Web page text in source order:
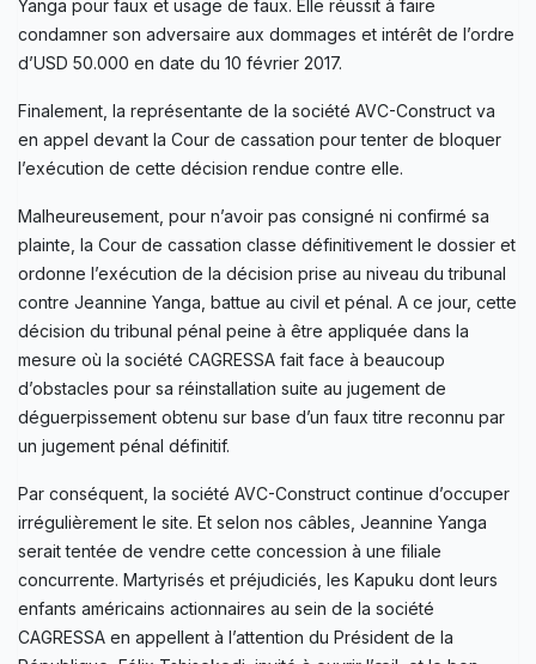
Yanga pour faux et usage de faux. Elle réussit à faire
condamner son adversaire aux dommages et intérêt de l’ordre
d’USD 50.000 en date du 10 février 2017.
Finalement, la représentante de la société AVC-Construct va
en appel devant la Cour de cassation pour tenter de bloquer
l’exécution de cette décision rendue contre elle.
Malheureusement, pour n’avoir pas consigné ni confirmé sa
plainte, la Cour de cassation classe définitivement le dossier et
ordonne l’exécution de la décision prise au niveau du tribunal
contre Jeannine Yanga, battue au civil et pénal. A ce jour, cette
décision du tribunal pénal peine à être appliquée dans la
mesure où la société CAGRESSA fait face à beaucoup
d’obstacles pour sa réinstallation suite au jugement de
déguerpissement obtenu sur base d’un faux titre reconnu par
un jugement pénal définitif.
Par conséquent, la société AVC-Construct continue d’occuper
irrégulièrement le site. Et selon nos câbles, Jeannine Yanga
serait tentée de vendre cette concession à une filiale
concurrente. Martyrisés et préjudiciés, les Kapuku dont leurs
enfants américains actionnaires au sein de la société
CAGRESSA en appellent à l’attention du Président de la